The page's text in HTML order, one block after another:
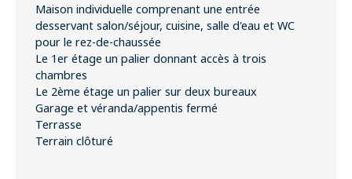
Maison individuelle comprenant une entrée
desservant salon/séjour, cuisine, salle d'eau et WC
pour le rez-de-chaussée
Le 1er étage un palier donnant accès à trois
chambres
Le 2ème étage un palier sur deux bureaux
Garage et véranda/appentis fermé
Terrasse
Terrain clôturé